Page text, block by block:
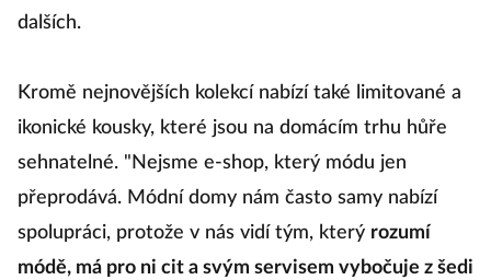
dalších.
Kromě nejnovějších kolekcí nabízí také limitované a
ikonické kousky, které jsou na domácím trhu hůře
sehnatelné. "Nejsme e-shop, který módu jen
přeprodává. Módní domy nám často samy nabízí
spolupráci, protože v nás vidí tým, který rozumí
módě, má pro ni cit a svým servisem vybočuje z šedi